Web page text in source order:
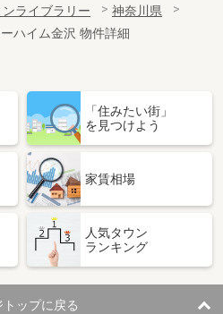
ライブラリー
神奈川県
ハイム金沢 物件詳細
「住みたい街」
を見つけよう
家賃相場
人気タウン
ランキング
トップに戻る